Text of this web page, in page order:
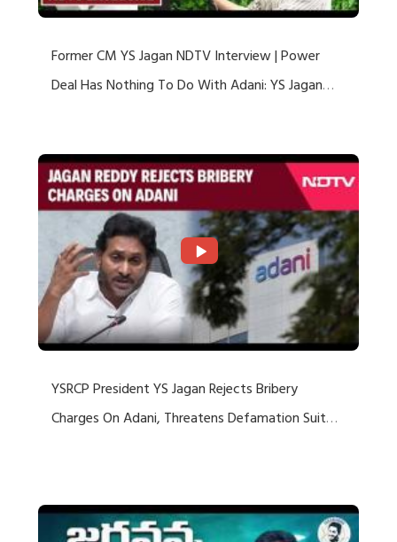
Former CM YS Jagan NDTV Interview | Power
Deal Has Nothing To Do With Adani: YS Jagan
YSRCP President YS Jagan Rejects Bribery
Charges On Adani, Threatens Defamation Suit